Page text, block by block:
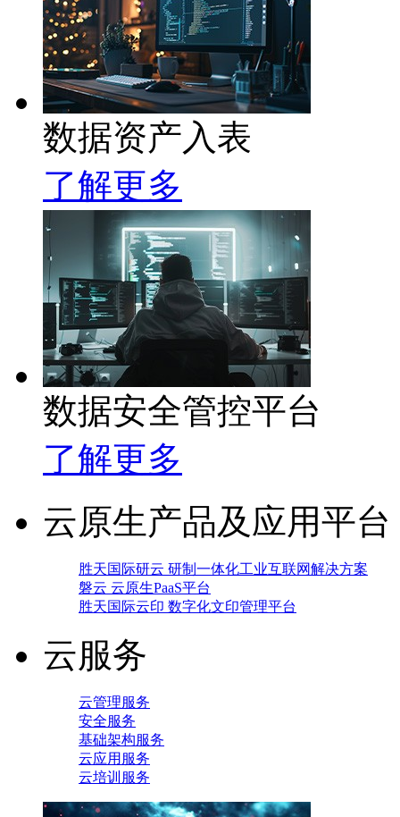
数据资产入表
了解更多
数据安全管控平台
了解更多
云原生产品及应用平台
胜天国际研云 研制一体化工业互联网解决方案
磐云 云原生PaaS平台
胜天国际云印 数字化文印管理平台
云服务
云管理服务
安全服务
基础架构服务
云应用服务
云培训服务